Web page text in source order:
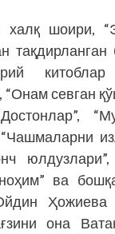
халқ шоири,
тақдирланган
севган
юлдузлари”,
ва
Ҳожиева
она